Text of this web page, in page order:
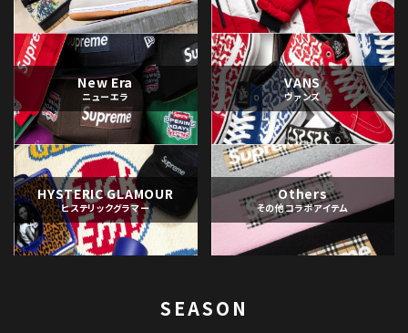
New Era
ニューエラ
VANS
ヴァンズ
HYSTERIC GLAMOUR
ヒステリックグラマー
Others
その他コラボアイテム
SEASON